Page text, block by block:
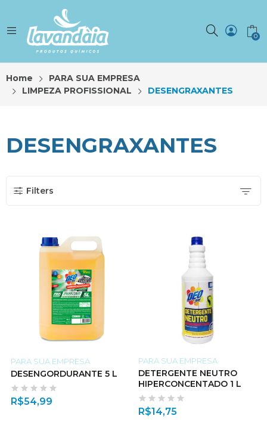
0
Home
PARA SUA EMPRESA
LIMPEZA PROFISSIONAL
DESENGRAXANTES
DESENGRAXANTES
Filters
PARA SUA EMPRESA
DESENGORDURANTE 5 L
R$54,99
PARA SUA EMPRESA
DETERGENTE NEUTRO
HIPERCONCENTADO 1 L
R$14,75